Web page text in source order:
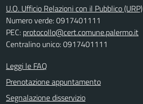
U.O. Ufficio Relazioni con il Pubblico (URP)
Numero verde: 0917401111
PEC: protocollo@cert.comune.palermo.it
Centralino unico: 0917401111
Leggi le FAQ
Prenotazione appuntamento
Segnalazione disservizio